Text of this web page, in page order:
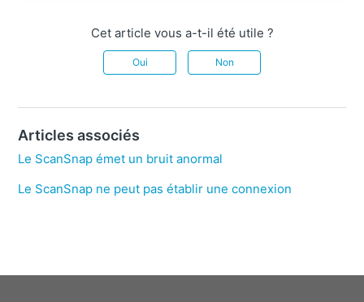
Cet article vous a-t-il été utile ?
Oui Non
Articles associés
Le ScanSnap émet un bruit anormal
Le ScanSnap ne peut pas établir une connexion